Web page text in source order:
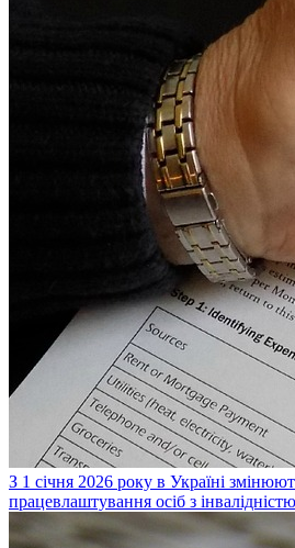
З 1 січня 2026 року в Україні
працевлаштування осіб з інвалідністю